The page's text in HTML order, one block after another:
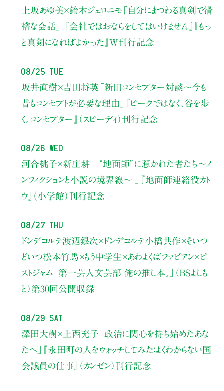
上坂あゆ美×鈴木ジェロニモ 「自分にまつわる真剣で滑
稽な会話」
『会社ではおならをしてはいけません』『もっ
と真剣になればよかった』W刊行記念
08/25 Tue
坂井直樹×吉田将英「新旧コンセプター対談～今も
昔もコンセプトが必要な理由」
『ピークではなく、谷を歩
く。コンセプター』（スピーディ）刊行記念
08/26 Wed
河合桃子×新庄耕「 “地面師”に惹かれた者たち〜ノ
ンフィクションと小説の境界線〜 」
『地面師連絡役カト
ウ』（小学館）刊行記念
08/27 Thu
ドンデコルテ渡辺銀次×ドンデコルテ小橋共作×そいつ
どいつ松本竹馬×もう中学生×あわよくばファビアン×ピ
ストジャム「第一芸人文芸部 俺の推し本。」（BSよしも
と） 第30回公開収録
08/29 Sat
澤田大樹×上西充子 「政治に関心を持ち始めたあな
たへ」
『永田町の人をウォッチしてみた：よくわからない国
会議員の仕事』（カンゼン）刊行記念